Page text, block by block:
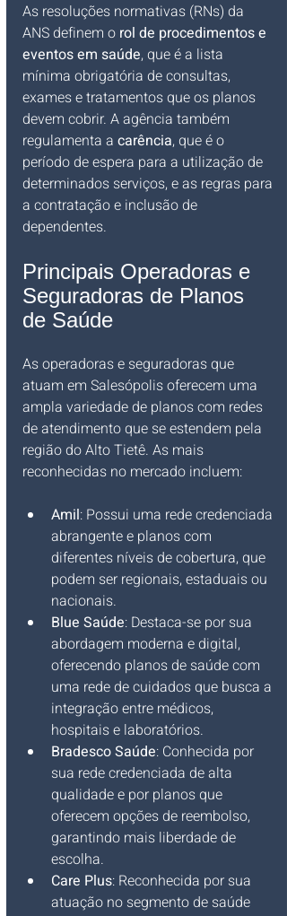
As resoluções normativas (RNs) da
ANS definem o rol de procedimentos e
eventos em saúde, que é a lista
mínima obrigatória de consultas,
exames e tratamentos que os planos
devem cobrir. A agência também
regulamenta a carência, que é o
período de espera para a utilização de
determinados serviços, e as regras para
a contratação e inclusão de
dependentes.
Principais Operadoras e
Seguradoras de Planos
de Saúde
As operadoras e seguradoras que
atuam em Salesópolis oferecem uma
ampla variedade de planos com redes
de atendimento que se estendem pela
região do Alto Tietê. As mais
reconhecidas no mercado incluem:
Amil: Possui uma rede credenciada
abrangente e planos com
diferentes níveis de cobertura, que
podem ser regionais, estaduais ou
nacionais.
Blue Saúde: Destaca-se por sua
abordagem moderna e digital,
oferecendo planos de saúde com
uma rede de cuidados que busca a
integração entre médicos,
hospitais e laboratórios.
Bradesco Saúde: Conhecida por
sua rede credenciada de alta
qualidade e por planos que
oferecem opções de reembolso,
garantindo mais liberdade de
escolha.
Care Plus: Reconhecida por sua
atuação no segmento de saúde